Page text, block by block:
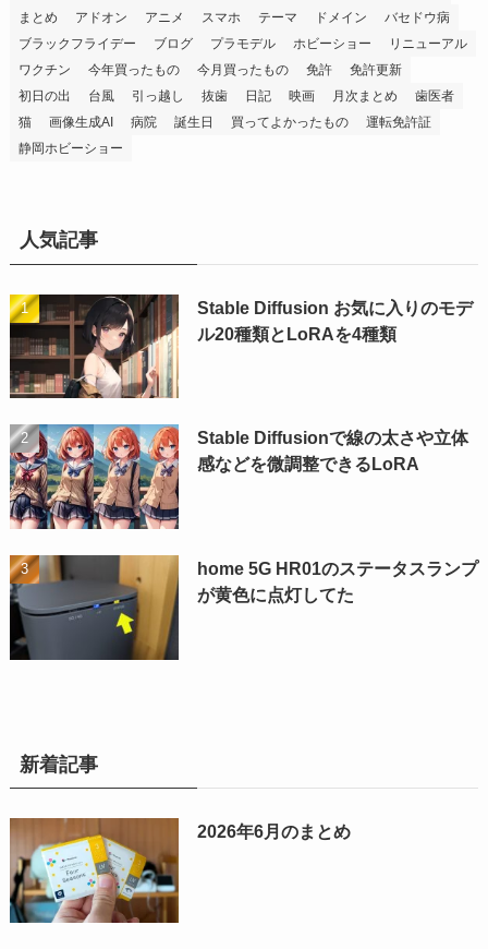
まとめ
アドオン アニメ スマホ テーマ ドメイン
バセドウ病
ブラックフライデー
ブログ プラモデル ホビーショー
リニューアル
ワクチン
今年買ったもの 今月買ったもの 免許
免許更新
初日の出
台風 引っ越し 抜歯 日記 映画 月次まとめ
歯医者
猫
画像生成AI 病院 誕生日 買ってよかったもの
運転免許証
静岡ホビーショー
人気記事
Stable Diffusion お気に入りのモデ
ル20種類とLoRAを4種類
Stable Diffusionで線の太さや立体
感などを微調整できるLoRA
home 5G HR01のステータスランプ
が黄色に点灯してた
新着記事
2026年6月のまとめ